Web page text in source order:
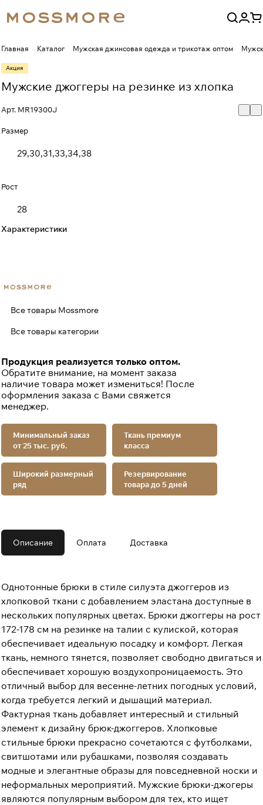
Главная Каталог Мужская джинсовая одежда и трикотаж оптом
Акция
Мужские джоггеры на резинке из хлопка
Арт. MR19300J
Размер
29,30,31,33,34,38
Рост
28
Характеристики
Все товары Mossmore
Все товары категории
Продукция реализуется только оптом.
Обратите внимание, на момент заказа
наличие товара может измениться! После
оформления заказа с Вами свяжется
менеджер.
Минимальный заказ
от 25 тыс. руб.
Ткань премиум
класса
Широкий размерный
ряд
Резервирование
товара до 5 дней
Описание Оплата Доставка
Однотонные брюки в стиле силуэта джоггеров из
хлопковой ткани с добавлением эластана доступные в
нескольких популярных цветах. Брюки джоггеры на рост
172-178 см на резинке на талии с кулиской, которая
обеспечивает идеальную посадку и комфорт. Легкая
ткань, немного тянется, позволяет свободно двигаться и
обеспечивает хорошую воздухопроницаемость. Это
отличный выбор для весенне-летних погодных условий,
когда требуется легкий и дышащий материал.
Фактурная ткань добавляет интересный и стильный
элемент к дизайну брюк-джоггеров. Хлопковые
стильные брюки прекрасно сочетаются с футболками,
свитшотами или рубашками, позволяя создавать
модные и элегантные образы для повседневной носки и
неформальных мероприятий. Мужские брюки-джогеры
являются популярным выбором для тех, кто ищет